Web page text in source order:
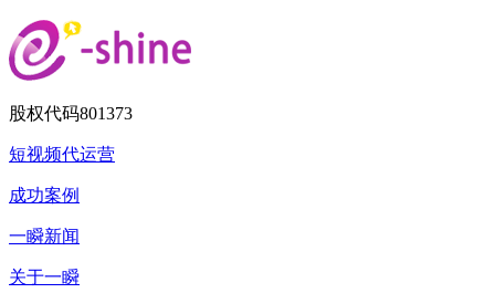
股权代码801373
短视频代运营
成功案例
一瞬新闻
关于一瞬